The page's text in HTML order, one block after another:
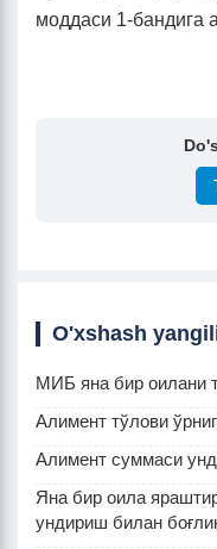
моддаси 1-бандига
O'xshash
МИБ яна бир оилани
Алимент тўлови
Алимент суммаси
Яна бир оила
ундириш билан